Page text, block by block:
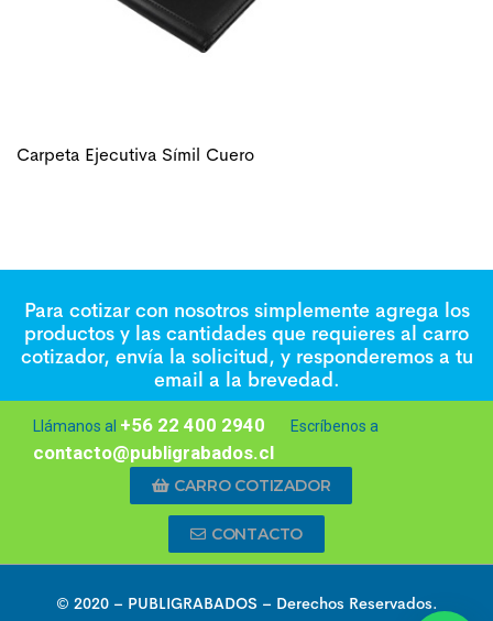
Carpeta Ejecutiva Símil Cuero
Para cotizar con nosotros simplemente agrega los
productos y las cantidades que requieres al carro
cotizador, envía la solicitud, y responderemos a tu
email a la brevedad.
Llámanos al +56 22 400 2940 Escríbenos a
contacto@publigrabados.cl
CARRO COTIZADOR
CONTACTO
© 2020 – PUBLIGRABADOS – Derechos Reservados.